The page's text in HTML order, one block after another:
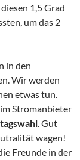
1,5 Grad
um das 2
in den
Wir werden
etwas tun.
Stromanbieter
. Gut
wagen!
Freunde in der